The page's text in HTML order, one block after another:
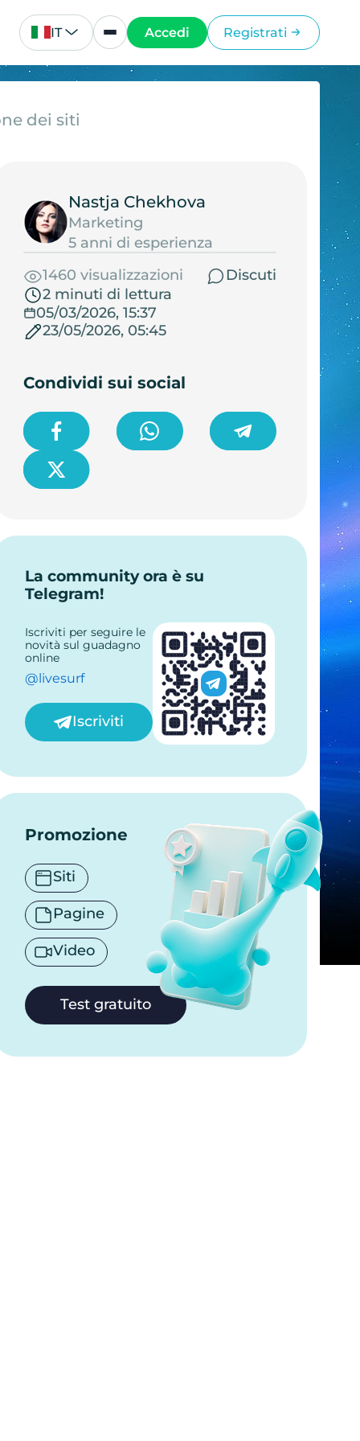
IT Accedi Registrati
dei siti
Nastja Chekhova
Marketing
5 anni di esperienza
1460 visualizzazioni
Discuti
2 minuti di lettura
05/03/2026, 15:37
23/05/2026, 05:45
Condividi sui social
La community ora è su
Telegram!
Iscriviti per seguire le
novità sul guadagno
online
@livesurf
Iscriviti
Promozione
Siti
Pagine
Video
Test gratuito